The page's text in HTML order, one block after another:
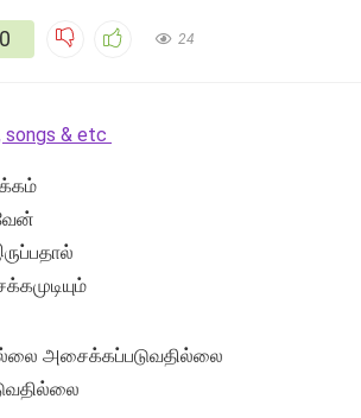
0 24
songs & etc
அசைக்கப்படுவதில்லை